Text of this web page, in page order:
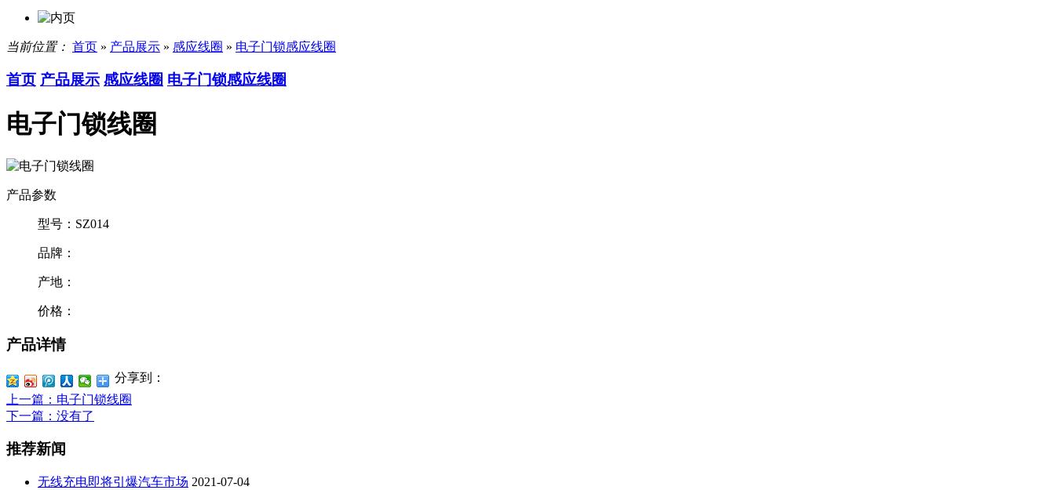
当前位置： 首页 » 产品展示 » 感应线圈 » 电子门锁感应线圈
首页 产品展示 感应线圈 电子门锁感应线圈
电子门锁线圈
产品参数
型号： SZ014
品牌：
产地：
价格：
产品详情
分享到：
上一篇 ：电子门锁线圈
下一篇 ：没有了
推荐新闻
无线充电即将引爆汽车市场 2021-07-04